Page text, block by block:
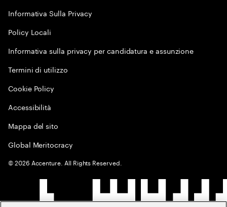
Informativa Sulla Privacy
Policy Locali
Informativa sulla privacy per candidatura e assunzione
Termini di utilizzo
Cookie Policy
Accessibilità
Mappa del sito
Global Meritocracy
©2026 Accenture. All Rights Reserved.